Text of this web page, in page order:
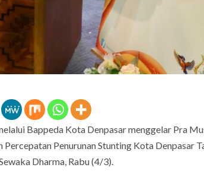
Bappeda Kota Denpasar menggelar Pra
Percepatan Penurunan Stunting Kota Denpasar
Dharma, Rabu (4/3).